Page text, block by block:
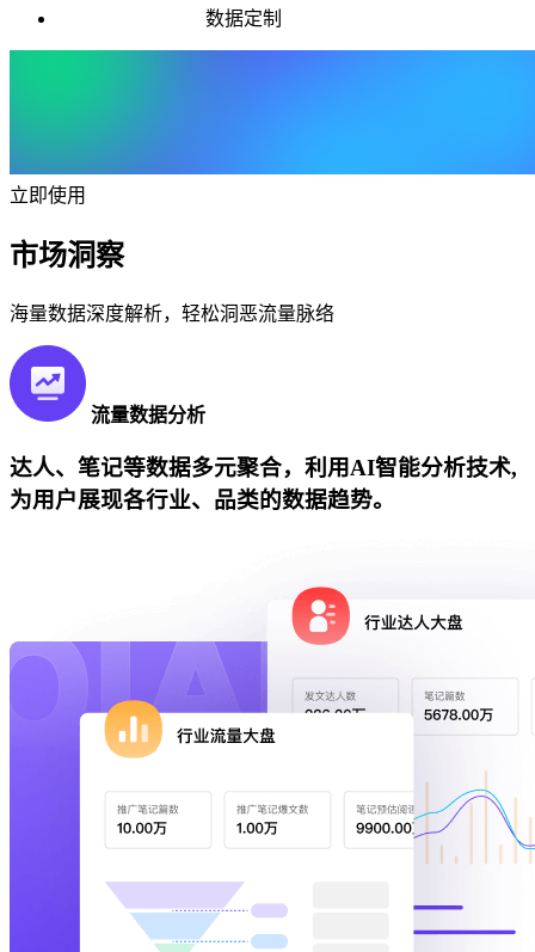
数据定制
立即使用
市场洞察
海量数据深度解析，轻松洞恶流量脉络
流量数据分析
达人、笔记等数据多元聚合，利用AI智能分析技术,
为用户展现各行业、品类的数据趋势。